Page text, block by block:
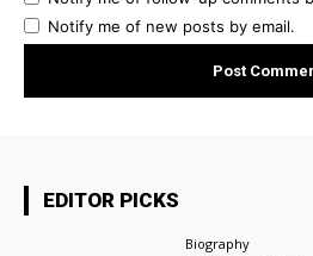
Notify me of new posts by email.
EDITOR PICKS
Biography